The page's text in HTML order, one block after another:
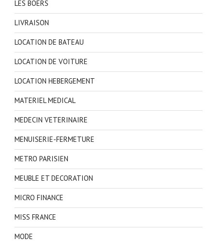
LES BOERS
LIVRAISON
LOCATION DE BATEAU
LOCATION DE VOITURE
LOCATION HEBERGEMENT
MATERIEL MEDICAL
MEDECIN VETERINAIRE
MENUISERIE-FERMETURE
METRO PARISIEN
MEUBLE ET DECORATION
MICRO FINANCE
MISS FRANCE
MODE